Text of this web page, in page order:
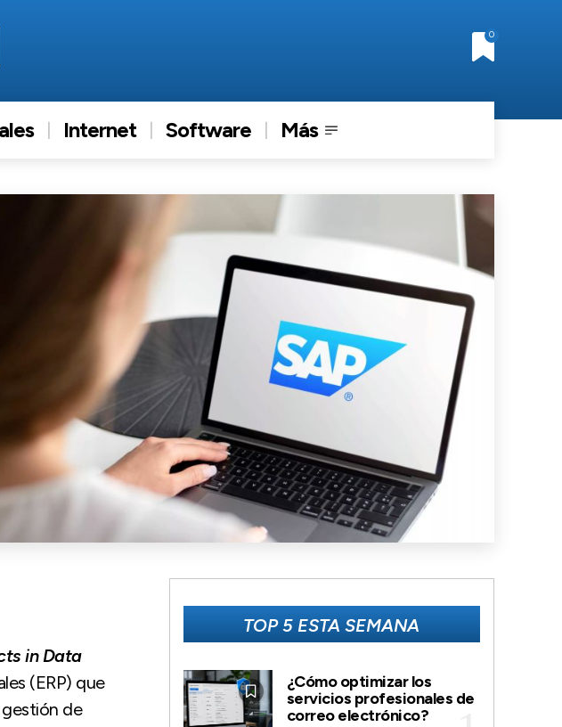
0
Internet Software Más
in Data
(ERP) que
gestión de
TOP 5 ESTA SEMANA
¿Cómo optimizar los
servicios profesionales de
correo electrónico?